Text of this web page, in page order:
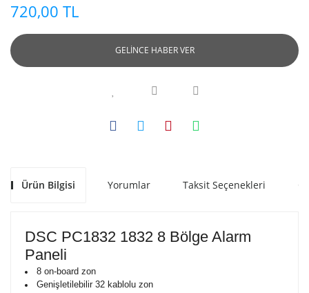
720,00 TL
GELİNCE HABER VER
Ürün Bilgisi Yorumlar Taksit Seçenekleri
DSC PC1832 1832 8 Bölge Alarm
Paneli
8 on-board zon
Genişletilebilir 32 kablolu zon